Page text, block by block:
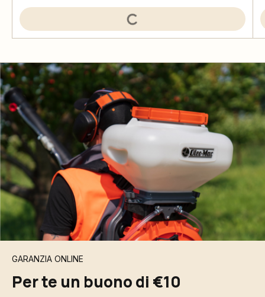
GARANZIA ONLINE
Per te un buono di €10